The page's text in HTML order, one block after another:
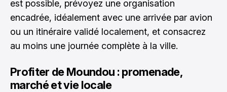
est possible, prévoyez une organisation
encadrée, idéalement avec une arrivée par avion
ou un itinéraire validé localement, et consacrez
au moins une journée complète à la ville.
Profiter de Moundou : promenade,
marché et vie locale